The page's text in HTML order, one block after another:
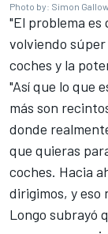
Photo by: Simon
"El problema es
volviendo
coches y la
"Así que lo que
más son
donde
que quieras
coches. Hacia
dirigimos, y eso
Longo subrayó